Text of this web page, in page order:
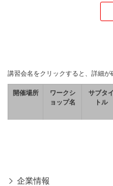
講習会名をクリックすると、詳細が
開催場所
ワークシ
ョップ名
サブタイ
トル
企業情報